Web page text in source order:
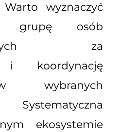
wyznaczyć
grupę osób
za
i koordynację
wybranych
Systematyczna
ekosystemie